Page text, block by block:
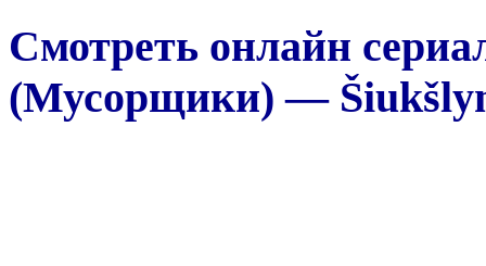
Смотреть онлайн
(Мусорщики) —